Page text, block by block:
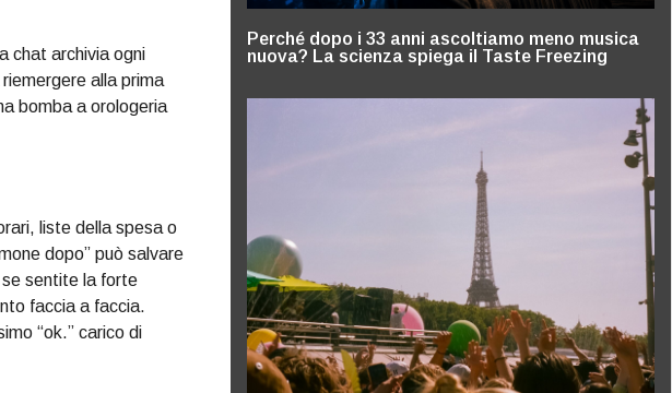
chat archivia ogni
alla prima
bomba a orologeria
liste della spesa o
dopo” può salvare
se sentite la forte
faccia a faccia.
“ok.” carico di
Perché dopo i 33 anni ascoltiamo meno musica
nuova? La scienza spiega il Taste Freezing